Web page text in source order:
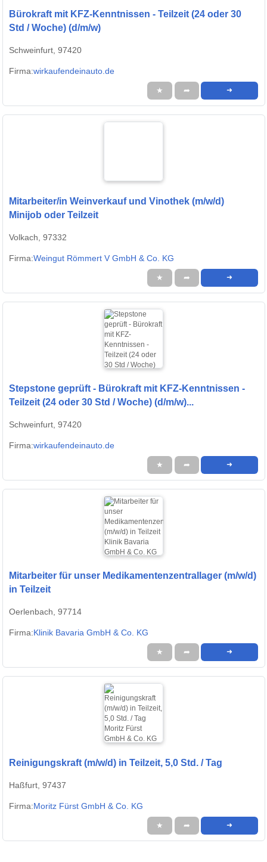
Bürokraft mit KFZ-Kenntnissen - Teilzeit (24 oder 30
Std / Woche) (d/m/w)
Schweinfurt, 97420
Firma:wirkaufendeinauto.de
★ ➦ ➜
Mitarbeiter/in Weinverkauf und Vinothek (m/w/d)
Minijob oder Teilzeit
Volkach, 97332
Firma:Weingut Römmert V GmbH & Co. KG
★ ➦ ➜
Stepstone geprüft - Bürokraft mit KFZ-Kenntnissen -
Teilzeit (24 oder 30 Std / Woche) (d/m/w)...
Schweinfurt, 97420
Firma:wirkaufendeinauto.de
★ ➦ ➜
Mitarbeiter für unser Medikamentenzentrallager (m/w/d)
in Teilzeit
Oerlenbach, 97714
Firma:Klinik Bavaria GmbH & Co. KG
★ ➦ ➜
Reinigungskraft (m/w/d) in Teilzeit, 5,0 Std. / Tag
Haßfurt, 97437
Firma:Moritz Fürst GmbH & Co. KG
★ ➦ ➜